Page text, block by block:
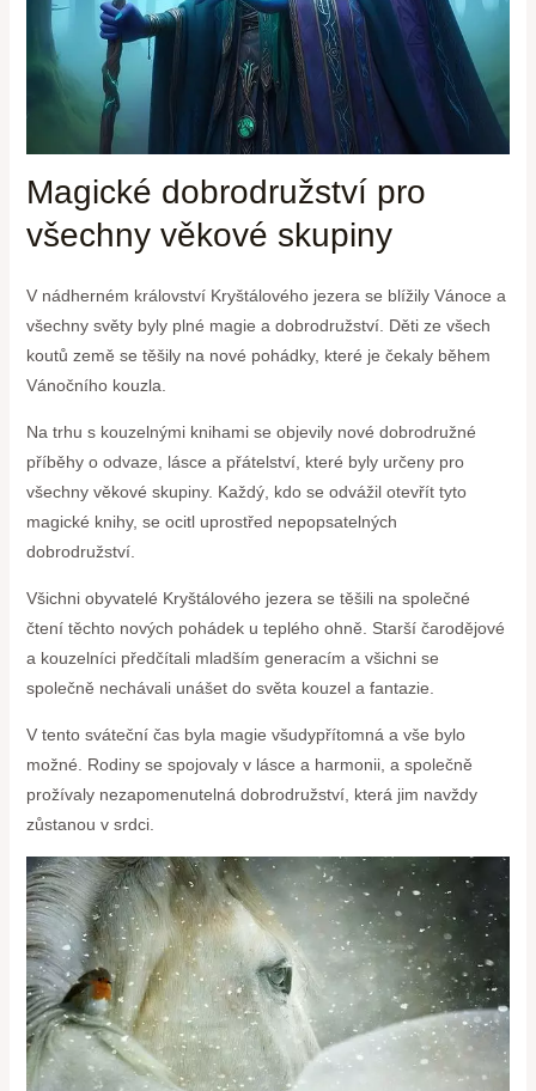
Magické dobrodružství pro
všechny věkové skupiny
V nádherném království Kryštálového jezera se blížily Vánoce a
všechny světy byly plné magie a dobrodružství. Děti ze všech
koutů země se těšily na nové pohádky, které je čekaly během
Vánočního kouzla.
Na trhu s kouzelnými knihami se objevily nové dobrodružné
příběhy o odvaze, lásce a přátelství, které byly určeny pro
všechny věkové skupiny. Každý, kdo se odvážil otevřít tyto
magické knihy, se ocitl uprostřed nepopsatelných
dobrodružství.
Všichni obyvatelé Kryštálového jezera se těšili na společné
čtení těchto nových pohádek u teplého ohně. Starší čarodějové
a kouzelníci předčítali mladším generacím a všichni se
společně nechávali unášet do světa kouzel a fantazie.
V tento sváteční čas byla magie všudypřítomná a vše bylo
možné. Rodiny se spojovaly v lásce a harmonii, a společně
prožívaly nezapomenutelná dobrodružství, která jim navždy
zůstanou v srdci.